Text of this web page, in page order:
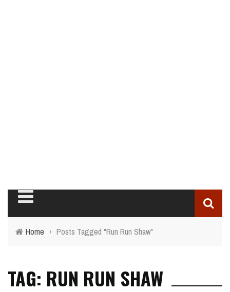
Home › Posts Tagged "Run Run Shaw"
TAG: RUN RUN SHAW